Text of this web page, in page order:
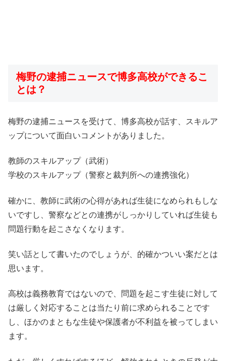
梅野の逮捕ニュースで博多高校ができるこ
とは？
梅野の逮捕ニュースを受けて、博多高校が話す、スキルア
ップについて面白いコメントがありました。
教師のスキルアップ（武術）
学校のスキルアップ（警察と裁判所への連携強化）
確かに、教師に武術の心得があれば生徒になめられもしな
いですし、警察などとの連携がしっかりしていれば生徒も
問題行動を起こさなくなります。
笑い話として書いたのでしょうが、的確かついい案だとは
思います。
高校は義務教育ではないので、問題を起こす生徒に対して
は厳しく対応することは当たり前に求められることです
し、ほかのまともな生徒や保護者が不利益を被ってしまい
ます。